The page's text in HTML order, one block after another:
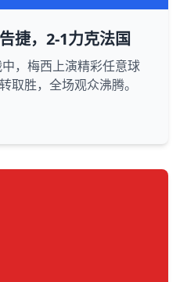
捷，2-1力克法国
，梅西上演精彩任意球
取胜，全场观众沸腾。